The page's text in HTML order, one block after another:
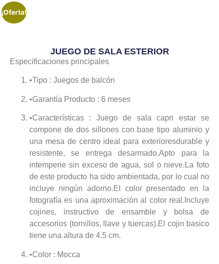
¡Oferta!
JUEGO DE SALA ESTERIOR
Especificaciones principales
•Tipo : Juegos de balcón
•Garantía Producto : 6 meses
•Características : Juego de sala capri estar se
compone de dos sillones con base tipo aluminio y
una mesa de centro ideal para exterioresdurable y
resistente, se entrega desarmado.Apto para la
intemperie sin exceso de agua, sol o nieve.La foto
de este producto ha sido ambientada, por lo cual no
incluye ningún adorno.El color presentado en la
fotografía es una aproximación al color real.Incluye
cojines, instructivo de ensamble y bolsa de
accesorios (tornillos, llave y tuercas).El cojin basico
tiene una altura de 4.5 cm.
•Color : Mocca